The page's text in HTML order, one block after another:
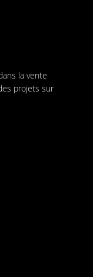
la vente
projets sur